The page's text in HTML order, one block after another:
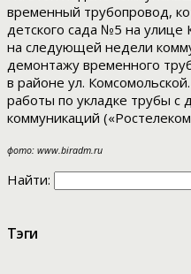
временный трубопровод,
детского сада №5 на улице
на следующей недели
демонтажу временного
в районе ул.
работы по укладке трубы с
коммуникаций
фото: www.biradm.ru
Найти:
Тэги